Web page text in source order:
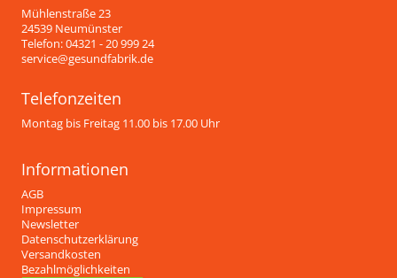
Mühlenstraße 23
24539 Neumünster
Telefon: 04321 - 20 999 24
service@gesundfabrik.de
Telefonzeiten
Montag bis Freitag 11.00 bis 17.00 Uhr
Informationen
AGB
Impressum
Newsletter
Datenschutzerklärung
Versandkosten
Bezahlmöglichkeiten